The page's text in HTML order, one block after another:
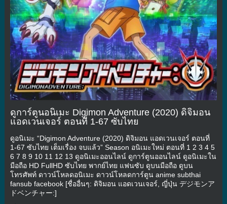
ดูการ์ตูนอนิเมะ Digimon Adventure (2020) ดิจิมอน
แอดเวนเจอร์ ตอนที่ 1-67 ซับไทย
ดูอนิเมะ “Digimon Adventure (2020) ดิจิมอน แอดเวนเจอร์ ตอนที่
1-67 ซับไทย เต็มเรื่อง จบแล้ว” Season อนิเมะใหม่ ตอนที่ 1 2 3 4 5
6 7 8 9 10 11 12 13 ดูอนิเมะออนไลน์ ดูการ์ตูนออนไลน์ ดูอนิเมะใน
มือถือ HD FullHD ซับไทย พากย์ไทย แฟนซับ ดูบนมือถือ ดูบน
โทรศัพท์ ดาวน์โหลดอนิเมะ ดาวน์โหลดการ์ตูน anime subthai
fansub facebook [ชื่ออื่นๆ: ดิจิมอน แอดเวนเจอร์, ญี่ปุ่น デジモンア
ドベンチャー:]